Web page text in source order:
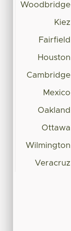
Woodbridge
Kiez
Fairfield
Houston
Cambridge
Mexico
Oakland
Ottawa
Wilmington
Veracruz